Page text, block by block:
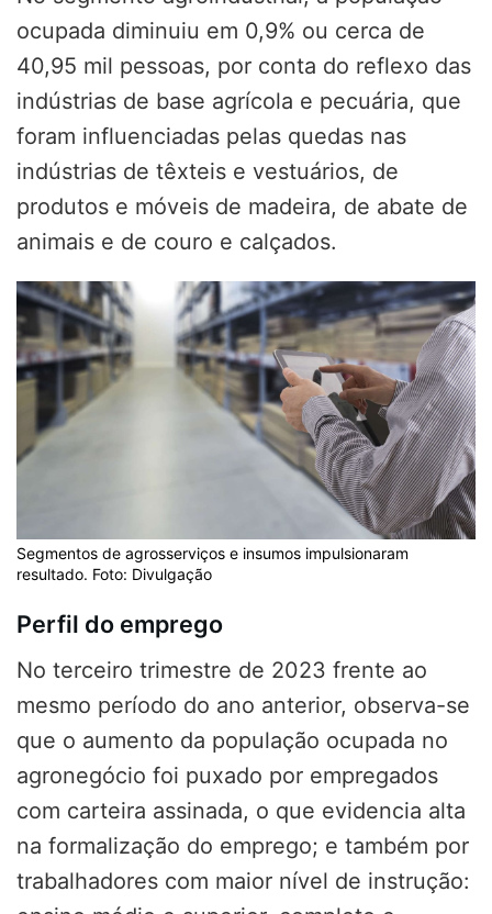
ocupada diminuiu em 0,9% ou cerca de
40,95 mil pessoas, por conta do reflexo das
indústrias de base agrícola e pecuária, que
foram influenciadas pelas quedas nas
indústrias de têxteis e vestuários, de
produtos e móveis de madeira, de abate de
animais e de couro e calçados.
Segmentos de agrosserviços e insumos impulsionaram
resultado. Foto: Divulgação
Perfil do emprego
No terceiro trimestre de 2023 frente ao
mesmo período do ano anterior, observa-se
que o aumento da população ocupada no
agronegócio foi puxado por empregados
com carteira assinada, o que evidencia alta
na formalização do emprego; e também por
trabalhadores com maior nível de instrução: